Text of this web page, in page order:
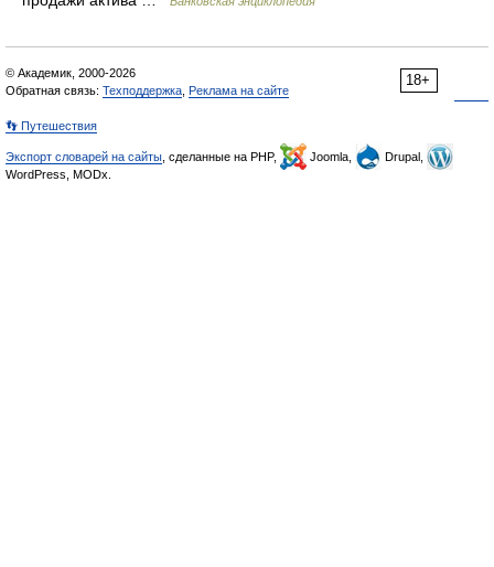
18+
© Академик, 2000-2026
Обратная связь: Техподдержка Реклама на сайте
👣 Путешествия
Экспорт словарей на сайты , сделанные на PHP, Joomla,
Drupal,
WordPress, MODx.